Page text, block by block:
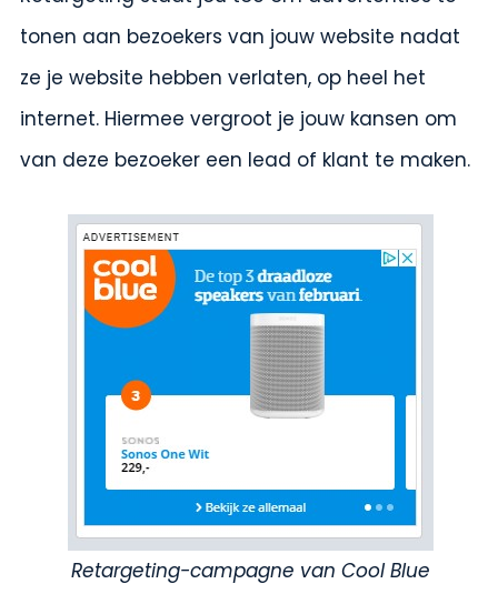
tonen aan bezoekers van jouw website nadat
ze je website hebben verlaten, op heel het
internet. Hiermee vergroot je jouw kansen om
van deze bezoeker een lead of klant te maken.
Retargeting-campagne van Cool Blue